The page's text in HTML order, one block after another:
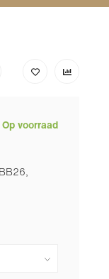
Op voorraad